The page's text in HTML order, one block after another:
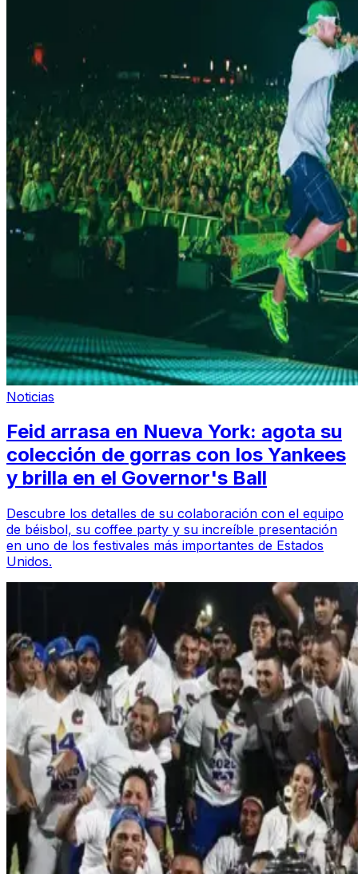
Noticias
Feid arrasa en Nueva York: agota su
colección de gorras con los Yankees
y brilla en el Governor's Ball
Descubre los detalles de su colaboración con el equipo
de béisbol, su coffee party y su increíble presentación
en uno de los festivales más importantes de Estados
Unidos.